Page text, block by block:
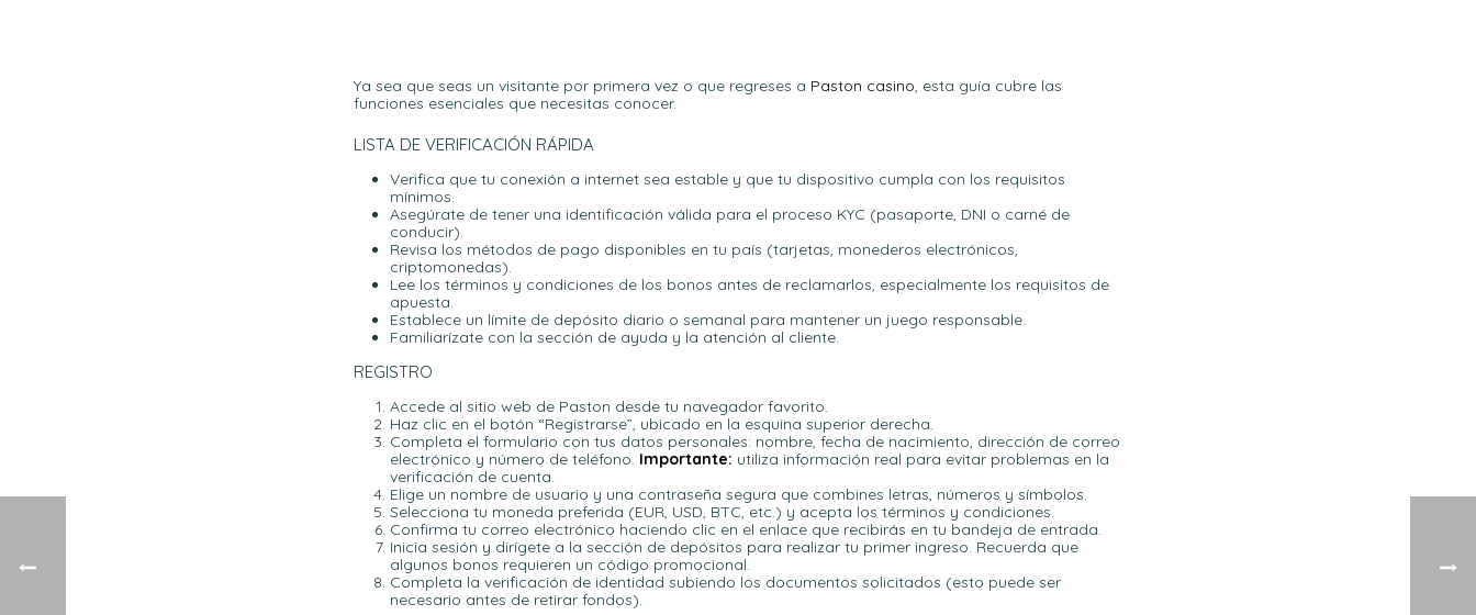
Ya sea que seas un visitante por primera vez o que regreses a Paston casino, esta guía cubre las
funciones esenciales que necesitas conocer.
LISTA DE VERIFICACIÓN RÁPIDA
Verifica que tu conexión a internet sea estable y que tu dispositivo cumpla con los requisitos
mínimos.
Asegúrate de tener una identificación válida para el proceso KYC (pasaporte, DNI o carné de
conducir).
Revisa los métodos de pago disponibles en tu país (tarjetas, monederos electrónicos,
criptomonedas).
Lee los términos y condiciones de los bonos antes de reclamarlos, especialmente los requisitos de
apuesta.
Establece un límite de depósito diario o semanal para mantener un juego responsable.
Familiarízate con la sección de ayuda y la atención al cliente.
REGISTRO
Accede al sitio web de Paston desde tu navegador favorito.
Haz clic en el botón “Registrarse”, ubicado en la esquina superior derecha.
Completa el formulario con tus datos personales: nombre, fecha de nacimiento, dirección de correo
electrónico y número de teléfono. Importante: utiliza información real para evitar problemas en la
verificación de cuenta.
Elige un nombre de usuario y una contraseña segura que combines letras, números y símbolos.
Selecciona tu moneda preferida (EUR, USD, BTC, etc.) y acepta los términos y condiciones.
Confirma tu correo electrónico haciendo clic en el enlace que recibirás en tu bandeja de entrada.
Inicia sesión y dirígete a la sección de depósitos para realizar tu primer ingreso. Recuerda que
algunos bonos requieren un código promocional.
Completa la verificación de identidad subiendo los documentos solicitados (esto puede ser
necesario antes de retirar fondos).